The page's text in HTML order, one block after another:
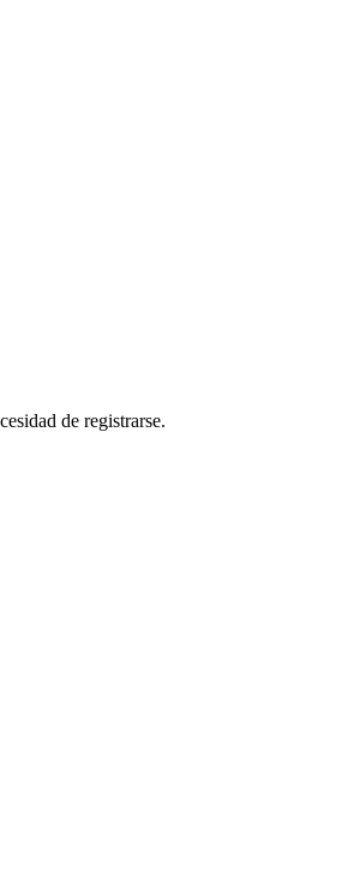
de registrarse.